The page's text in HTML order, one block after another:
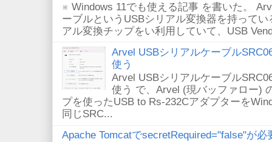
※ Windows 11でも使える記事 を書いた。
ーブルというUSBシリアル変換器を持って
アル変換チップをい利用していて、USB
Arvel USBシリアルケーブル
使う
Arvel USBシリアルケーブル
使う で、Arvel (現バッファロー)
プを使ったUSB to Rs-232Cアダプターを
同じSRC...
Apache TomcatでsecretRequired="false"が必